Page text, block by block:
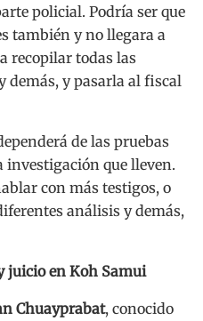
policial. Podría ser que
también y no llegara a
recopilar todas las
demás, y pasarla al fiscal
de las pruebas
investigación que lleven.
con más testigos, o
análisis y demás,
juicio en Koh Samui
Chuayprabat, conocido